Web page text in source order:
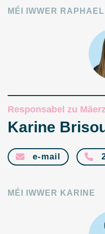
MÉI IWWER RAPHAEL
Responsabel zu
Karine
e-mail
MÉI IWWER KARINE